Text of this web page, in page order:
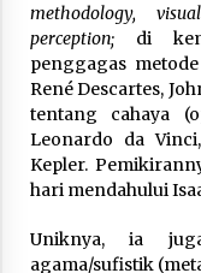
methodology,
perception;di
penggagas
René Descartes,
tentang cahaya
Leonardo da
Kepler.
hari mendahului
Uniknya, ia
agama/sufistik